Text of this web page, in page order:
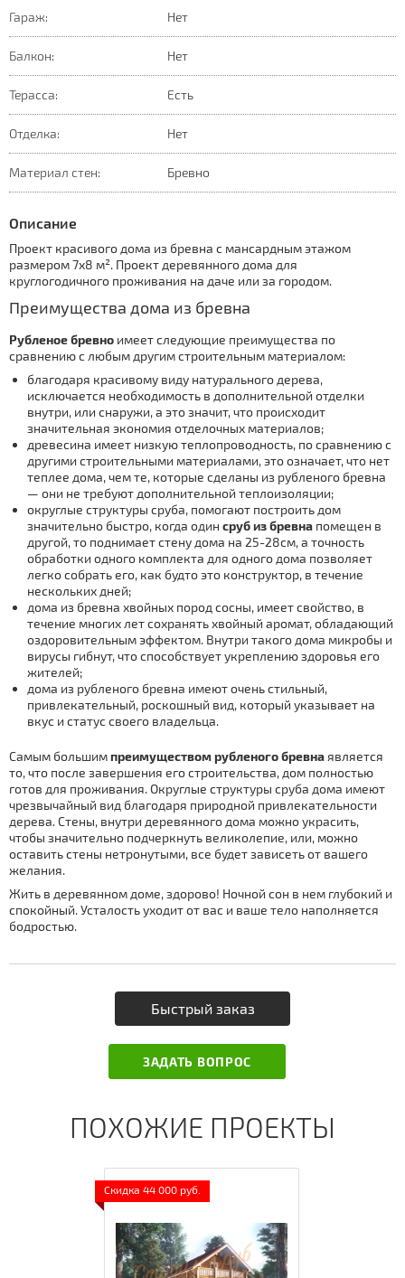
Гараж: Нет
Балкон: Нет
Терасса: Есть
Отделка: Нет
Материал стен: Бревно
Описание
Проект красивого дома из бревна с мансардным этажом
размером 7х8 м². Проект деревянного дома для
круглогодичного проживания на даче или за городом.
Преимущества дома из бревна
Рубленое бревно имеет следующие преимущества по
сравнению с любым другим строительным материалом:
благодаря красивому виду натурального дерева,
исключается необходимость в дополнительной отделки
внутри, или снаружи, а это значит, что происходит
значительная экономия отделочных материалов;
древесина имеет низкую теплопроводность, по сравнению с
другими строительными материалами, это означает, что нет
теплее дома, чем те, которые сделаны из рубленого бревна
— они не требуют дополнительной теплоизоляции;
округлые структуры сруба, помогают построить дом
значительно быстро, когда один сруб из бревна помещен в
другой, то поднимает стену дома на 25-28см, а точность
обработки одного комплекта для одного дома позволяет
легко собрать его, как будто это конструктор, в течение
нескольких дней;
дома из бревна хвойных пород сосны, имеет свойство, в
течение многих лет сохранять хвойный аромат, обладающий
оздоровительным эффектом. Внутри такого дома микробы и
вирусы гибнут, что способствует укреплению здоровья его
жителей;
дома из рубленого бревна имеют очень стильный,
привлекательный, роскошный вид, который указывает на
вкус и статус своего владельца.
Самым большимпреимуществом рубленого бревна является
то, что после завершения его строительства, дом полностью
готов для проживания. Округлые структуры сруба дома имеют
чрезвычайный вид благодаря природной привлекательности
дерева. Стены, внутри деревянного дома можно украсить,
чтобы значительно подчеркнуть великолепие, или, можно
оставить стены нетронутыми, все будет зависеть от вашего
желания.
Жить в деревянном доме, здорово! Ночной сон в нем глубокий и
спокойный. Усталость уходит от вас и ваше тело наполняется
бодростью.
Быстрый заказ
ЗАДАТЬ ВОПРОС
ПОХОЖИЕ ПРОЕКТЫ
Скидка 44 000 руб.